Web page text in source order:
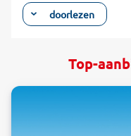
vegetatie maken van
onvergetelijke ervaring.
Ilhas Desertas met hun
heel wat te ontdekken
hele eiland wordt
doorlezen
Top-